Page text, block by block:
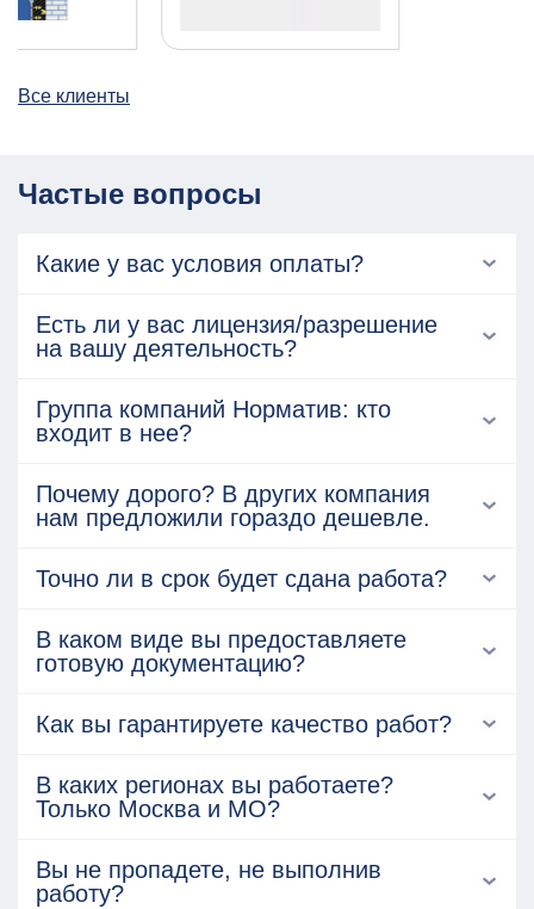
Все клиенты
Частые вопросы
Какие у вас условия оплаты?
Есть ли у вас лицензия/разрешение
на вашу деятельность?
Группа компаний Норматив: кто
входит в нее?
Почему дорого? В других компания
нам предложили гораздо дешевле.
Точно ли в срок будет сдана работа?
В каком виде вы предоставляете
готовую документацию?
Как вы гарантируете качество работ?
В каких регионах вы работаете?
Только Москва и МО?
Вы не пропадете, не выполнив
работу?